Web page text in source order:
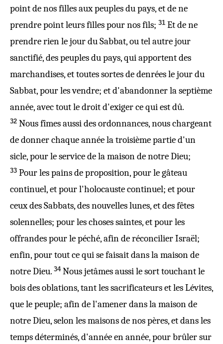
point de nos filles aux peuples du pays, et de ne
prendre point leurs filles pour nos fils; 31 Et de ne
prendre rien le jour du Sabbat, ou tel autre jour
sanctifié, des peuples du pays, qui apportent des
marchandises, et toutes sortes de denrées le jour du
Sabbat, pour les vendre; et d'abandonner la septième
année, avec tout le droit d'exiger ce qui est dû.
32 Nous fîmes aussi des ordonnances, nous chargeant
de donner chaque année la troisième partie d'un
sicle, pour le service de la maison de notre Dieu;
33 Pour les pains de proposition, pour le gâteau
continuel, et pour l'holocauste continuel; et pour
ceux des Sabbats, des nouvelles lunes, et des fêtes
solennelles; pour les choses saintes, et pour les
offrandes pour le péché, afin de réconcilier Israël;
enfin, pour tout ce qui se faisait dans la maison de
notre Dieu. 34 Nous jetâmes aussi le sort touchant le
bois des oblations, tant les sacrificateurs et les Lévites,
que le peuple; afin de l'amener dans la maison de
notre Dieu, selon les maisons de nos pères, et dans les
temps déterminés, d'année en année, pour brûler sur